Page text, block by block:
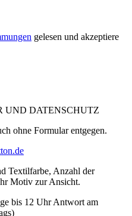
gelesen und akzeptiere
UND DATENSCHUTZ
ohne Formular entgegen.
Textilfarbe, Anzahl der
Motiv zur Ansicht.
bis 12 Uhr Antwort am